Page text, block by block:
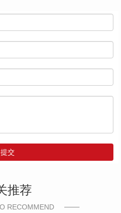
提交
推荐
RECOMMEND